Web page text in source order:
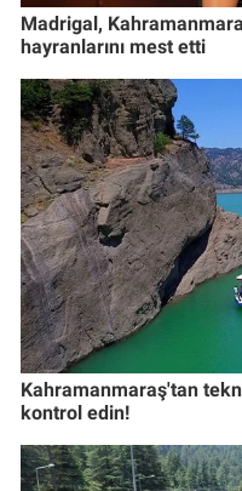
Madrigal,
hayranlarını mest etti
Kahramanmaraş'tan
kontrol edin!